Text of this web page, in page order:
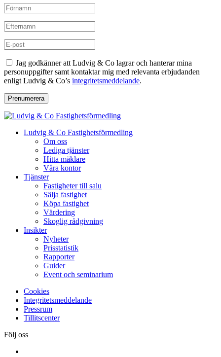
Jag godkänner att Ludvig & Co lagrar och hanterar mina
personuppgifter samt kontaktar mig med relevanta erbjudanden
enligt Ludvig & Co’s integritetsmeddelande.
Prenumerera
Ludvig & Co Fastighetsförmedling
Om oss
Lediga tjänster
Hitta mäklare
Våra kontor
Tjänster
Fastigheter till salu
Sälja fastighet
Köpa fastighet
Värdering
Skoglig rådgivning
Insikter
Nyheter
Prisstatistik
Rapporter
Guider
Event och seminarium
Cookies
Integritetsmeddelande
Pressrum
Tillitscenter
Följ oss